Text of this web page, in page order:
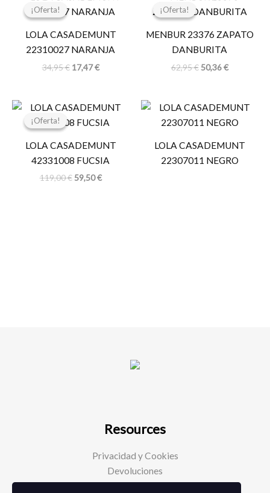
¡Oferta!
¡Oferta!
LOLA CASADEMUNT
22310027 NARANJA
34,95€
original
34,95 €.
17,47€
actual
17,47 €.
¡Oferta!
¡Oferta!
MENBUR 23376 ZAPATO
DANBURITA
62,95€
original
62,95 €.
50,36€
actual
50,36 €.
¡Oferta!
¡Oferta!
LOLA CASADEMUNT
42331008 FUCSIA
119,00€
El
original
119,00 €.
59,50€
El
actual
59,50 €.
LOLA CASADEMUNT
22307011 NEGRO
Resources
Privacidad y Cookies
Devoluciones